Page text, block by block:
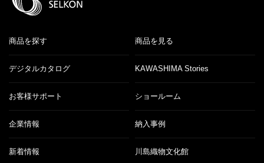
商品を探す 商品を見る
デジタルカタログ KAWASHIMA Stories
お客様サポート ショールーム
企業情報 納入事例
新着情報 川島織物文化館